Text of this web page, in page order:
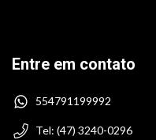
Entre em contato
554791199992
Tel: (47) 3240-0296